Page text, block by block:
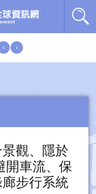
‹ ›
觀、隱於
開車流、保
步行系統